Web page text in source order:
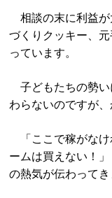
相談の末に利益が
づくりクッキー、
っています。
子どもたちの勢い
わらないのですが
「ここで稼がなけ
ームは買えない！
の熱気が伝わってき